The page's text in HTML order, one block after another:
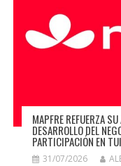
MAPFRE REFUERZA
DESARROLLO DEL
PARTICIPACIÓN EN
31/07/2026